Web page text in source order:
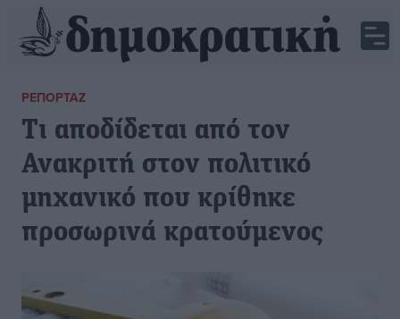
ΡΕΠΟΡΤΆΖ
Τι αποδίδεται από τον
Ανακριτή στον πολιτικό
μηχανικό που κρίθηκε
προσωρινά κρατούμενος